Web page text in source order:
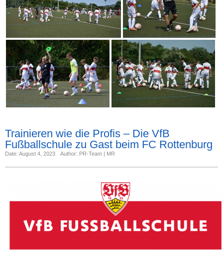
Trainieren wie die Profis – Die VfB
Fußballschule zu Gast beim FC Rottenburg
Date: August 4, 2023 Author: PR-Team | MR